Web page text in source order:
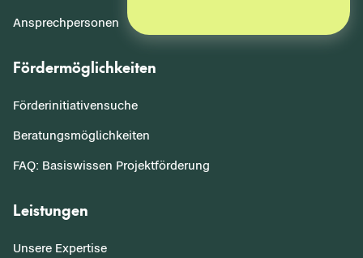
Ansprechpersonen
Fördermöglichkeiten
Förderinitiativensuche
Beratungsmöglichkeiten
FAQ: Basiswissen Projektförderung
Leistungen
Unsere Expertise